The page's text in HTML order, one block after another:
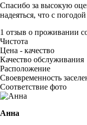
Спасибо за высокую
надеяться, что с
1 отзыв о проживании
Чистота
Цена - качество
Качество обслуживания
Расположение
Своевременность
Соответствие фото
Анна